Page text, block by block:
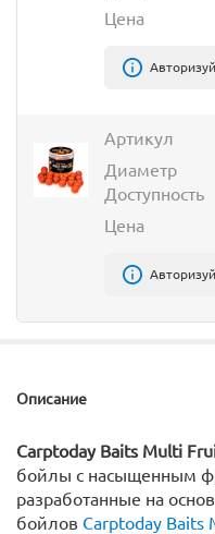
Цена
Артикул
Диаметр
Доступность
Цена
Описание
Carptoday Baits Multi
бойлы с насыщенным
разработанные на
бойлов Carptoday Baits